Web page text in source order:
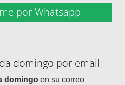
por Whatsapp
domingo por email
domingo en su correo